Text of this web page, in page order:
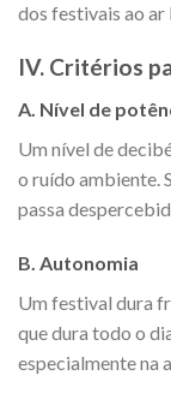
dos festivais ao ar
IV. Critérios
A. Nível de
Um nível de
o ruído ambiente.
passa
B. Autonomia
Um festival dura
que dura todo o
especialmente na